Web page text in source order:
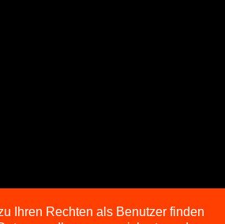
Ihren Rechten als Benutzer finden